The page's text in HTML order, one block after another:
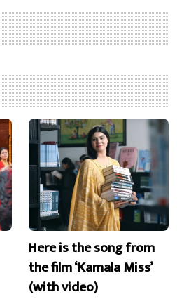
Here is the song from
the film ‘Kamala Miss’
(with video)